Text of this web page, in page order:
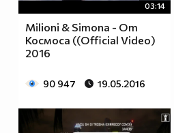
03:14
Milioni & Simona - От
Космоса ((Official Video)
2016
90 947 19.05.2016